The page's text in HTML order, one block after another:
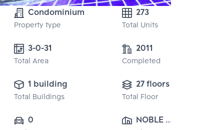
Condominium
Property type
273
Total Units
Total Area
2011
Completed
1 building
Total Buildings
27 floors
Total Floor
0
NOBLE